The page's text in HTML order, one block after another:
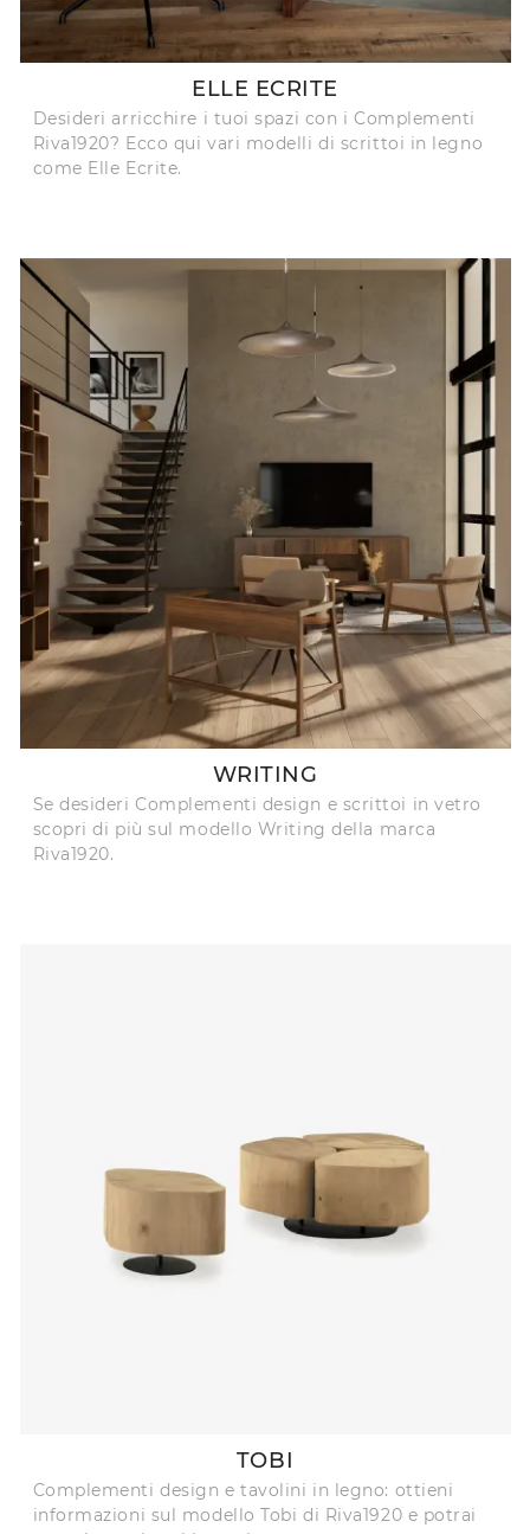
ELLE ECRITE
Desideri arricchire i tuoi spazi con i Complementi
Riva1920? Ecco qui vari modelli di scrittoi in legno
come Elle Ecrite.
WRITING
Se desideri Complementi design e scrittoi in vetro
scopri di più sul modello Writing della marca
Riva1920.
TOBI
Complementi design e tavolini in legno: ottieni
informazioni sul modello Tobi di Riva1920 e potrai